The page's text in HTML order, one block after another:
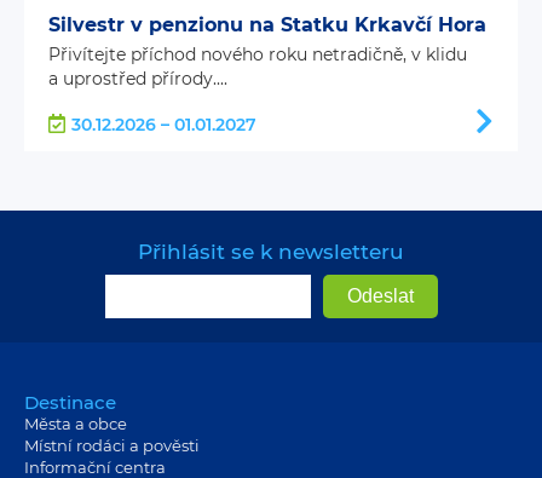
Silvestr v penzionu na Statku Krkavčí Hora
Přivítejte příchod nového roku netradičně, v klidu
a uprostřed přírody....
30.12.2026 – 01.01.2027
Přihlásit se k newsletteru
Destinace
Města a obce
Místní rodáci a pověsti
Informační centra